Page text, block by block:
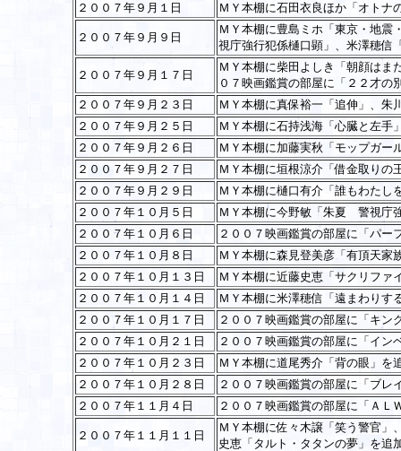
２００７年９月１日
ＭＹ本棚に石田衣良ほか「オトナ
２００７年９月９日
ＭＹ本棚に豊島ミホ「東京・地
視庁強行犯係樋口顕」、米澤穂信
２００７年９月１７日
ＭＹ本棚に柴田よしき「朝顔はま
０７映画鑑賞の部屋に「２２才の
２００７年９月２３日
ＭＹ本棚に真保裕一「追伸」、朱
２００７年９月２５日
ＭＹ本棚に石持浅海「心臓と左手
２００７年９月２６日
ＭＹ本棚に加藤実秋「モップガー
２００７年９月２７日
ＭＹ本棚に垣根涼介「借金取りの
２００７年９月２９日
ＭＹ本棚に樋口有介「誰もわたし
２００７年１０月５日
ＭＹ本棚に今野敏「朱夏 警視庁
２００７年１０月６日
２００７映画鑑賞の部屋に「パー
２００７年１０月８日
ＭＹ本棚に森見登美彦「有頂天家
２００７年１０月１３日
ＭＹ本棚に近藤史恵「サクリファ
２００７年１０月１４日
ＭＹ本棚に米澤穂信「遠まわりす
２００７年１０月１７日
２００７映画鑑賞の部屋に「キ
２００７年１０月２１日
２００７映画鑑賞の部屋に「イ
２００７年１０月２３日
ＭＹ本棚に道尾秀介「背の眼」を
２００７年１０月２８日
２００７映画鑑賞の部屋に「ブレ
２００７年１１月４日
２００７映画鑑賞の部屋に「Ａ
２００７年１１月１１日
ＭＹ本棚に佐々木譲「笑う警官」
史恵「タルト・タタンの夢」を追